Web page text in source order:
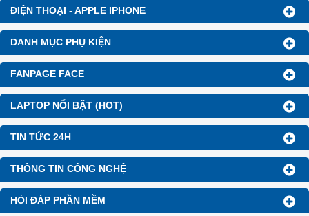
ĐIỆN THOẠI - APPLE IPHONE
DANH MỤC PHỤ KIỆN
FANPAGE FACE
LAPTOP NỔI BẬT (HOT)
TIN TỨC 24H
THÔNG TIN CÔNG NGHỆ
HỎI ĐÁP PHẦN MỀM